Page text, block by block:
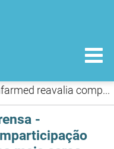
Comunicado de Imprensa - Infarmed reavalia comparticipação de 115 medicamentos mais caros
-